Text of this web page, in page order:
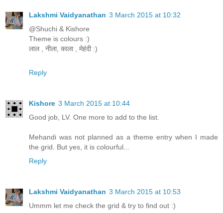
Lakshmi Vaidyanathan 3 March 2015 at 10:32
@Shuchi & Kishore
Theme is colours :)
लाल , नीला, काला , मेहंदी :)
Reply
Kishore 3 March 2015 at 10:44
Good job, LV. One more to add to the list.
Mehandi was not planned as a theme entry when I made
the grid. But yes, it is colourful...
Reply
Lakshmi Vaidyanathan 3 March 2015 at 10:53
Ummm let me check the grid & try to find out :)